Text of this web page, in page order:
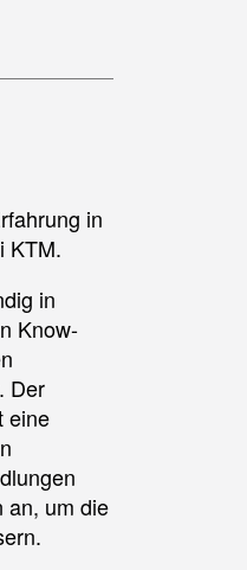
in
KTM.
in
Know-
Der
eine
an, um die